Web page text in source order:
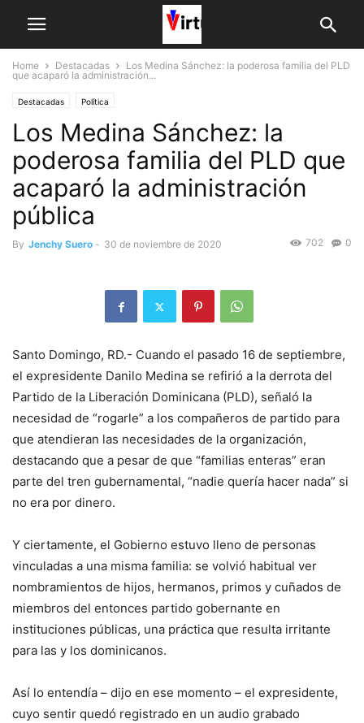
Home Destacadas
Los Medina Sánchez: la poderosa familia del PLD
que acaparó la administración...
Destacadas Política
Los Medina Sánchez: la
poderosa familia del PLD que
acaparó la administración
pública
By Jenchy Suero - 30 de noviembre de 2020 0
702
Santo Domingo, RD.- Cuando el pasado 16 de septiembre,
el expresidente Danilo Medina se refirió a la derrota del
Partido de la Liberación Dominicana (PLD), señaló la
necesidad de “rogarle” a los compañeros de partido para
que atendieran las necesidades de la organización,
destacando que a pesar de que “familias enteras” eran
parte del tren gubernamental, “nadie quería hacer nada” si
no era por dinero.
Y ciertamente, el Gobierno estuvo lleno de personas
vinculadas a una misma familia: se volvió habitual ver
nombramientos de hijos, hermanos, primos y cuñados de
miembros del entonces partido gobernante en
instituciones públicas, una práctica que resulta irritante
para las y los dominicanos.
Así lo entendía – dijo en ese momento – el expresidente,
cuyo sentir quedó registrado en un audio grabado